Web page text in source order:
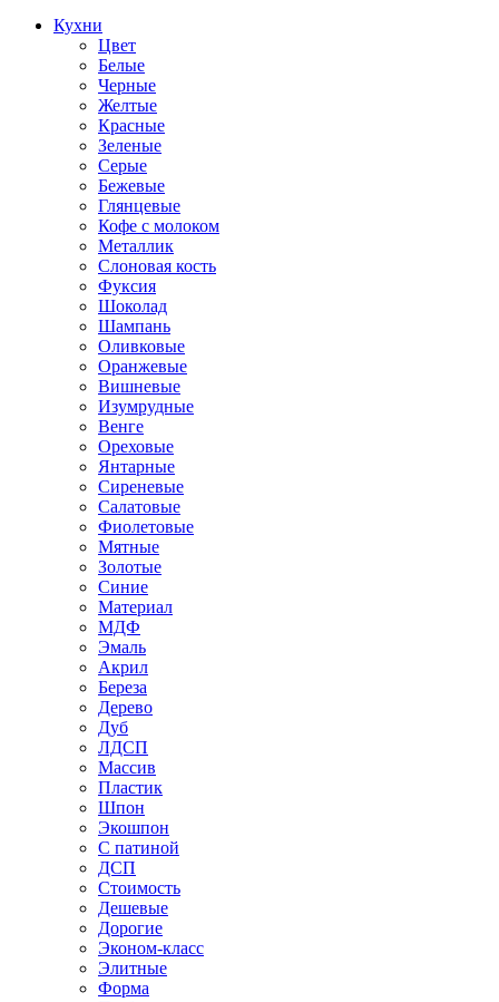
Кухни
Цвет
Белые
Черные
Желтые
Красные
Зеленые
Серые
Бежевые
Глянцевые
Кофе с молоком
Металлик
Слоновая кость
Фуксия
Шоколад
Шампань
Оливковые
Оранжевые
Вишневые
Изумрудные
Венге
Ореховые
Янтарные
Сиреневые
Салатовые
Фиолетовые
Мятные
Золотые
Синие
Материал
МДФ
Эмаль
Акрил
Береза
Дерево
Дуб
ЛДСП
Массив
Пластик
Шпон
Экошпон
С патиной
ДСП
Стоимость
Дешевые
Дорогие
Эконом-класс
Элитные
Форма